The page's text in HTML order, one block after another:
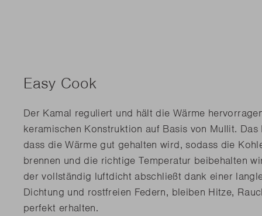
Easy Cook
Der Kamal reguliert und hält die Wärme
keramischen Konstruktion auf Basis von Mullit.
dass die Wärme gut gehalten wird, sodass die
brennen und die richtige Temperatur beibehalten
der vollständig luftdicht abschließt dank einer
Dichtung und rostfreien Federn, bleiben Hitze,
perfekt erhalten.